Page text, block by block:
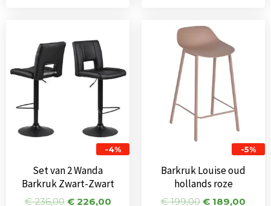
-4%
Set van 2 Wanda
Barkruk Zwart-Zwart
€236,00
was:
€ 236,00.
€226,00
-5%
Barkruk Louise oud
hollands roze
€199,00
prijs
€ 199,00.
€ 189,00